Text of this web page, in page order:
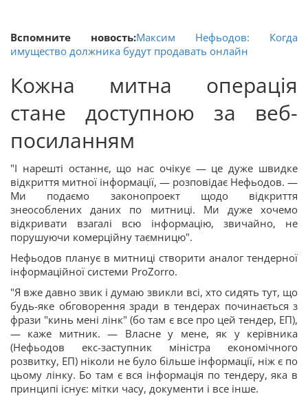
Вспомните новость:Максим Нефьодов: Когда
имущество должника будут продавать онлайн
Кожна митна операція
стане доступною за веб-
посиланням
"І нарешті останнє, що нас очікує — це дуже швидке
відкриття митної інформації, — розповідає Нефьодов. —
Ми подаємо законопроект щодо відкриття
знеособлених даних по митниці. Ми дуже хочемо
відкривати взагалі всю інформацію, звичайно, не
порушуючи комерційну таємницю".
Нефьодов планує в митниці створити аналог тендерної
інформаційної системи ProZorro.
"Я вже давно звик і думаю звикли всі, хто сидять тут, що
будь-яке обговорення зради в тендерах починається з
фрази "кинь мені лінк" (бо там є все про цей тендер, ЕП),
— каже митник. — Власне у мене, як у керівника
(Нефьодов екс-заступник міністра економічного
розвитку, ЕП) ніколи не було більше інформації, ніж є по
цьому лінку. Бо там є вся інформація по тендеру, яка в
принципі існує: мітки часу, документи і все інше.